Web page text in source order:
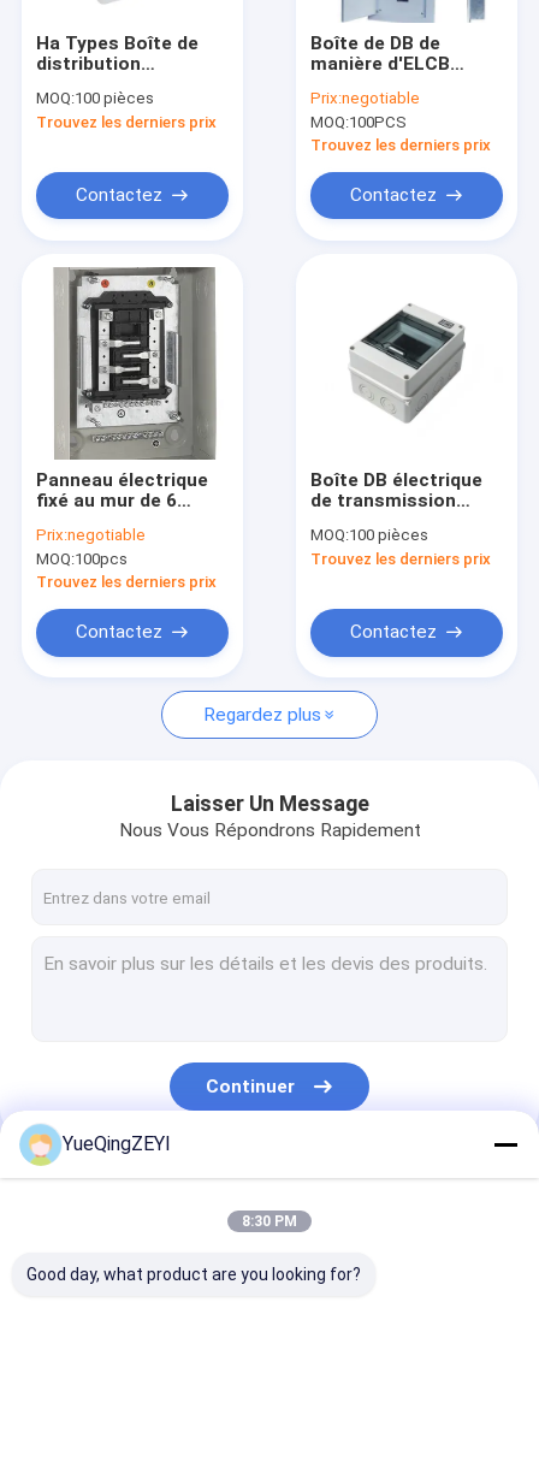
Produits
À propos de nous
visite de l'usine
Contrôle de la qualité
Les affaires
Demandez un devis
Contacteur électrique à C.A.
Contacteur à C.A. de 3 Polonais
Mini Circuit Breaker
Commutateur magnétique de démarreur
Disjoncteur moulé de cas
Relais thermique de surcharge
Ha Types Boîte de
distribution
imperméable à l'eau
8 voies
MOQ:100 pièces
Trouvez les derniers prix
Contactez
Boîte de DB de
manière d'ELCB
vacarme affleurant
de 3 phases sur rail
Prix:negotiable
MOQ:100PCS
Trouvez les derniers prix
Contactez
Panneau électrique
fixé au mur de 6
de charge de conseil
de distribution en
métal de 16 manières
Prix:negotiable
MOQ:100pcs
Trouvez les derniers prix
Contactez
Boîte DB électrique
de transmission
électrique OEM avec
matériau PC ABS
MOQ:100 pièces
Trouvez les derniers prix
Contactez
Regardez plus
Laisser Un Message
Nous Vous Répondrons Rapidement
Continuer
Nos Catégories
YueQingZEYI
8:30 PM
Good day, what product are you looking for?